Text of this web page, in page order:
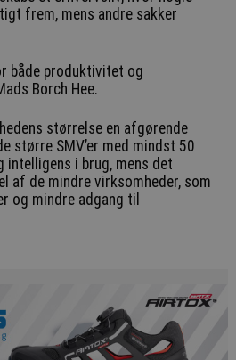
frem, mens andre sakker
både produktivitet og
Borch Hee.
størrelse en afgørende
større SMV’er med mindst 50
i brug, mens det
af de mindre virksomheder, som
og mindre adgang til